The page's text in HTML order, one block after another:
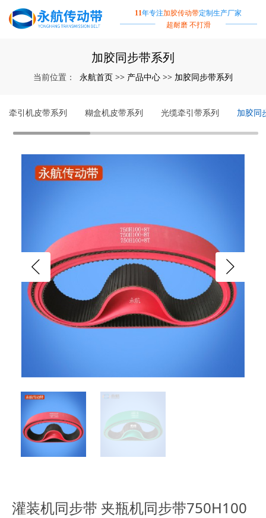
11年专注加胶传动带定制生产厂家
超耐磨 不打滑
加胶同步带系列
当前位置： 永航首页 >> 产品中心 >> 加胶同步带系列
牵引机皮带系列 糊盒机皮带系列 光缆牵引带系列 加胶同
灌装机同步带 夹瓶机同步带750H100